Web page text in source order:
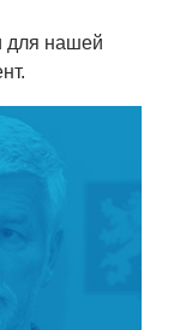
для нашей